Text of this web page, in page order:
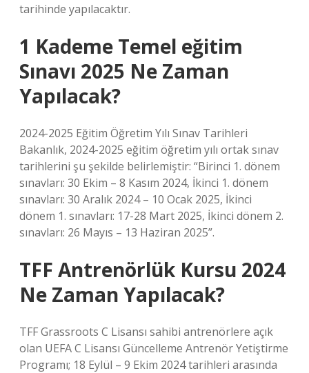
tarihinde yapılacaktır.
1 Kademe Temel eğitim
Sınavı 2025 Ne Zaman
Yapılacak?
2024-2025 Eğitim Öğretim Yılı Sınav Tarihleri ​​
Bakanlık, 2024-2025 eğitim öğretim yılı ortak sınav
tarihlerini şu şekilde belirlemiştir: “Birinci 1. dönem
sınavları: 30 Ekim – 8 Kasım 2024, İkinci 1. dönem
sınavları: 30 Aralık 2024 – 10 Ocak 2025, İkinci
dönem 1. sınavları: 17-28 Mart 2025, İkinci dönem 2.
sınavları: 26 Mayıs – 13 Haziran 2025”.
TFF Antrenörlük Kursu 2024
Ne Zaman Yapılacak?
TFF Grassroots C Lisansı sahibi antrenörlere açık
olan UEFA C Lisansı Güncelleme Antrenör Yetiştirme
Programı; 18 Eylül – 9 Ekim 2024 tarihleri ​​arasında